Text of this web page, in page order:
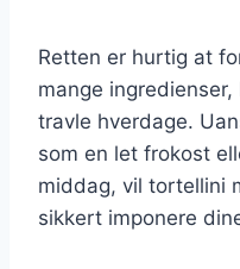
Retten er hurtig at
mange
travle hverdage.
som en let frokost
middag, vil tortellini
sikkert imponere